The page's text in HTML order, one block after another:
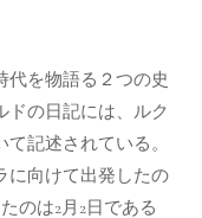
代を物語る２つの史
ドの日記には、ルク
記述されている。
に向けて出発したの
のは2月2日である